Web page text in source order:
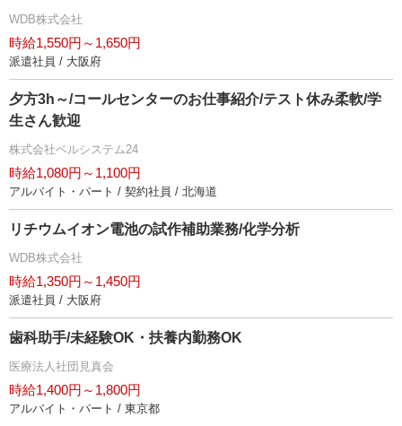
WDB株式会社
時給1,550円～1,650円
派遣社員 / 大阪府
夕方3h～/コールセンターのお仕事紹介/テスト休み柔軟/学
生さん歓迎
株式会社ベルシステム24
時給1,080円～1,100円
アルバイト・パート / 契約社員 / 北海道
リチウムイオン電池の試作補助業務/化学分析
WDB株式会社
時給1,350円～1,450円
派遣社員 / 大阪府
歯科助手/未経験OK・扶養内勤務OK
医療法人社団見真会
時給1,400円～1,800円
アルバイト・パート / 東京都